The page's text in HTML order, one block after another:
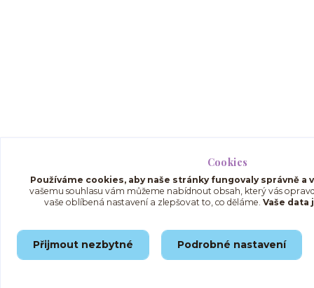
Cookies
Používáme cookies, aby naše stránky fungovaly správně a
vašemu souhlasu vám můžeme nabídnout obsah, který vás
vaše oblíbená nastavení a zlepšovat to, co děláme.Vaše data
Přijmout nezbytné Podrobné nastavení